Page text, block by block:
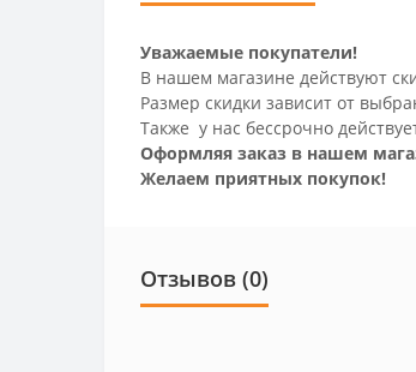
Уважаемые покупатели!
В нашем магазине действуют
Размер скидки зависит от
Также у нас бессрочно
Оформляя заказ в нашем
Желаем приятных покупок!
Отзывов (0)